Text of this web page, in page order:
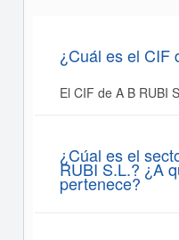
¿Cuál es el CIF
El CIF de A B RUBI
¿Cúal es el
RUBI S.L.? ¿A
pertenece?